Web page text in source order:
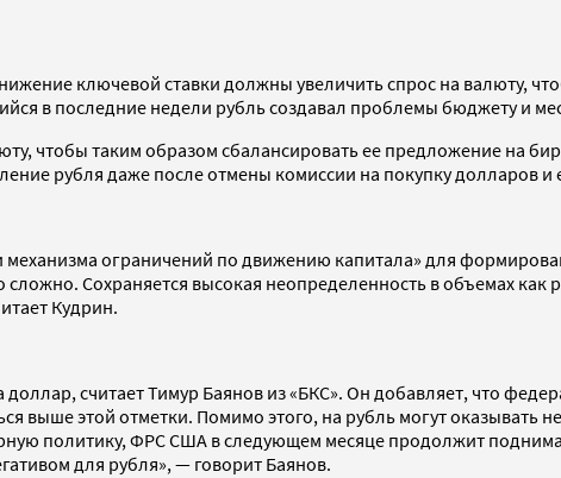
ключевой ставки должны увеличить спрос на валюту,
в последние недели рубль создавал проблемы бюджету и
чтобы таким образом сбалансировать ее предложение на
рубля даже после отмены комиссии на покупку долларов и
ограничений по движению капитала» для
сложно. Сохраняется высокая неопределенность в объемах как
Кудрин.
считает Тимур Баянов из «БКС». Он добавляет, что
выше этой отметки. Помимо этого, на рубль могут оказывать
политику, ФРС США в следующем месяце продолжит
для рубля», — говорит Баянов.